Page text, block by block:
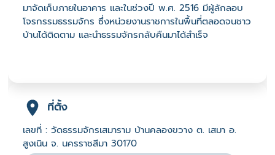
มาจัดเก็บภายในอาคาร และในช่วงปี พ.ศ. 2516 มีผู้ลักลอบ
โจรกรรมธรรมจักร ซึ่งหน่วยงานราชการในพื้นที่ตลอดจนชาว
บ้านได้ติดตาม และนำธรรมจักรกลับคืนมาได้สำเร็จ
ที่ตั้ง
เลขที่ : วัดธรรมจักรเสมาราม บ้านคลองขวาง ต. เสมา อ.
สูงเนิน จ. นครราชสีมา 30170